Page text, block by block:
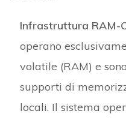
Infrastruttura RAM-
operano
volatile (RAM) e
supporti di
locali. Il sistema